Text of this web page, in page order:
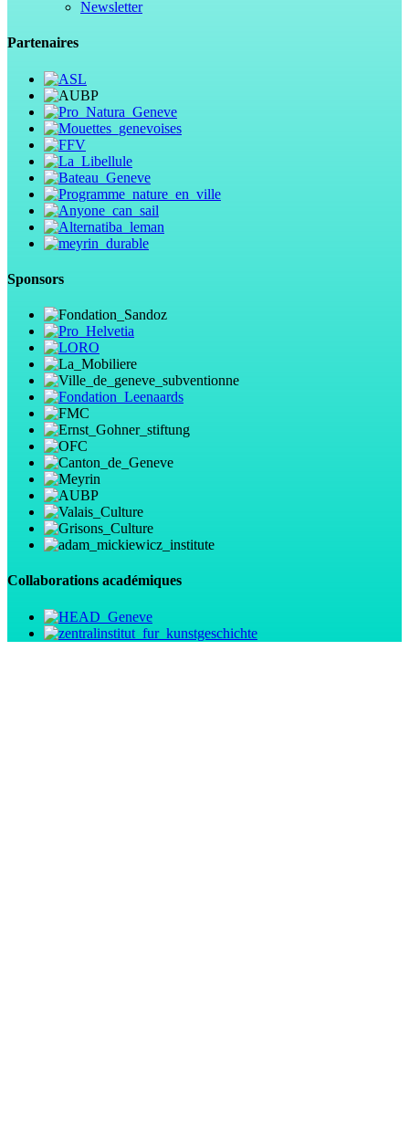
Newsletter
Partenaires
Sponsors
Collaborations académiques